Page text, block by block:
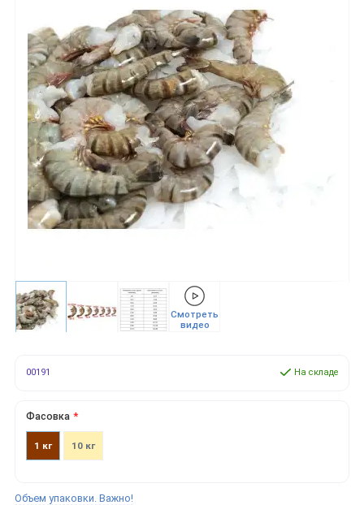
Смотреть
видео
00191 На складе
Фасовка
1 кг 10 кг
Объем упаковки. Важно!